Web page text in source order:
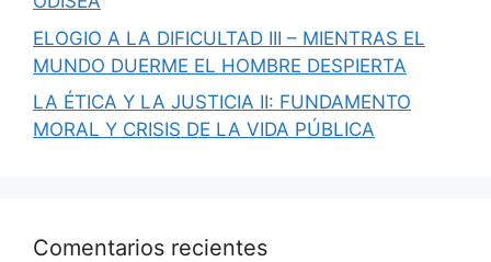
ELOGIO A LA DIFICULTAD III – MIENTRAS EL
MUNDO DUERME EL HOMBRE DESPIERTA
LA ÉTICA Y LA JUSTICIA II: FUNDAMENTO
MORAL Y CRISIS DE LA VIDA PÚBLICA
Comentarios recientes